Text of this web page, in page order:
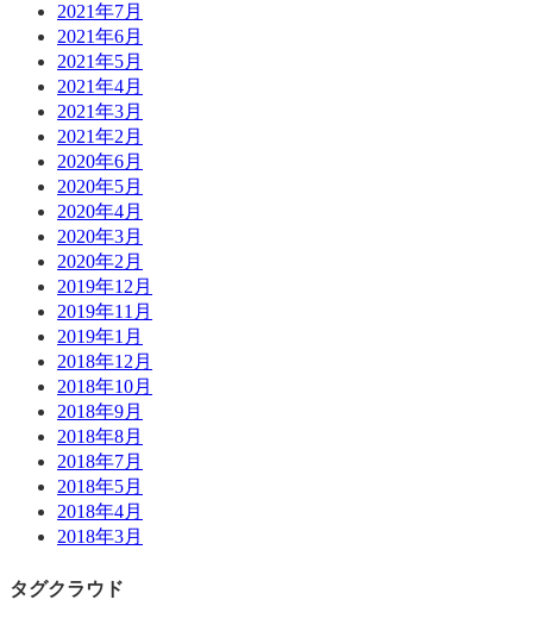
2021年7月
2021年6月
2021年5月
2021年4月
2021年3月
2021年2月
2020年6月
2020年5月
2020年4月
2020年3月
2020年2月
2019年12月
2019年11月
2019年1月
2018年12月
2018年10月
2018年9月
2018年8月
2018年7月
2018年5月
2018年4月
2018年3月
タグクラウド